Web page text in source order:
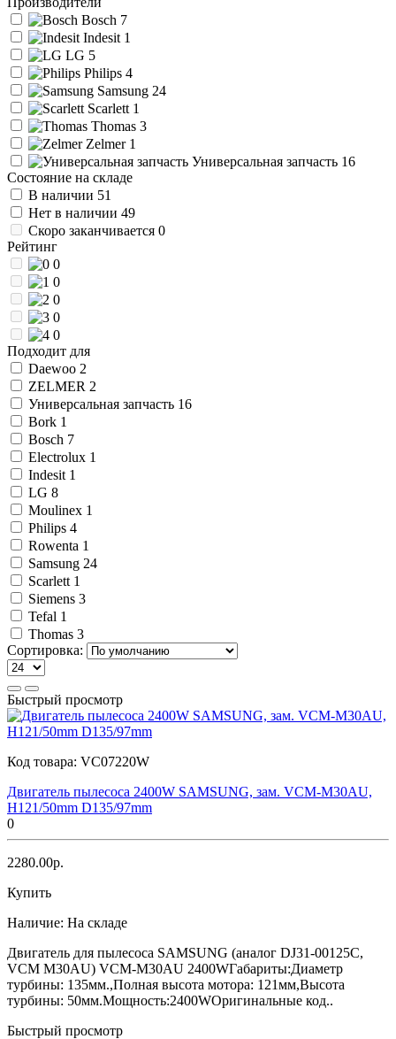
Bosch 7
Indesit 1
LG 5
Philips 4
Samsung 24
Scarlett 1
Thomas 3
Zelmer 1
Универсальная запчасть 16
Состояние на складе
В наличии 51
Нет в наличии 49
Скоро заканчивается 0
Рейтинг
0
0
0
0
0
Подходит для
Daewoo 2
ZELMER 2
Универсальная запчасть 16
Bork 1
Bosch 7
Electrolux 1
Indesit 1
LG 8
Moulinex 1
Philips 4
Rowenta 1
Samsung 24
Scarlett 1
Siemens 3
Tefal 1
Thomas 3
Сортировка:
Быстрый просмотр
Код товара: VC07220W
Двигатель пылесоса 2400W SAMSUNG, зам. VCM-M30AU,
H121/50mm D135/97mm
0
2280.00р.
Купить
Наличие: На складе
Двигатель для пылесоса SAMSUNG (аналог DJ31-00125C,
VCM M30AU) VCM-M30AU 2400WГабариты:Диаметр
турбины: 135мм.,Полная высота мотора: 121мм,Высота
турбины: 50мм.Мощность:2400WОригинальные код..
Быстрый просмотр